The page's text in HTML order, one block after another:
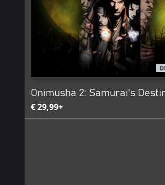
Onimusha 2: Samurai's
€ 29,99+